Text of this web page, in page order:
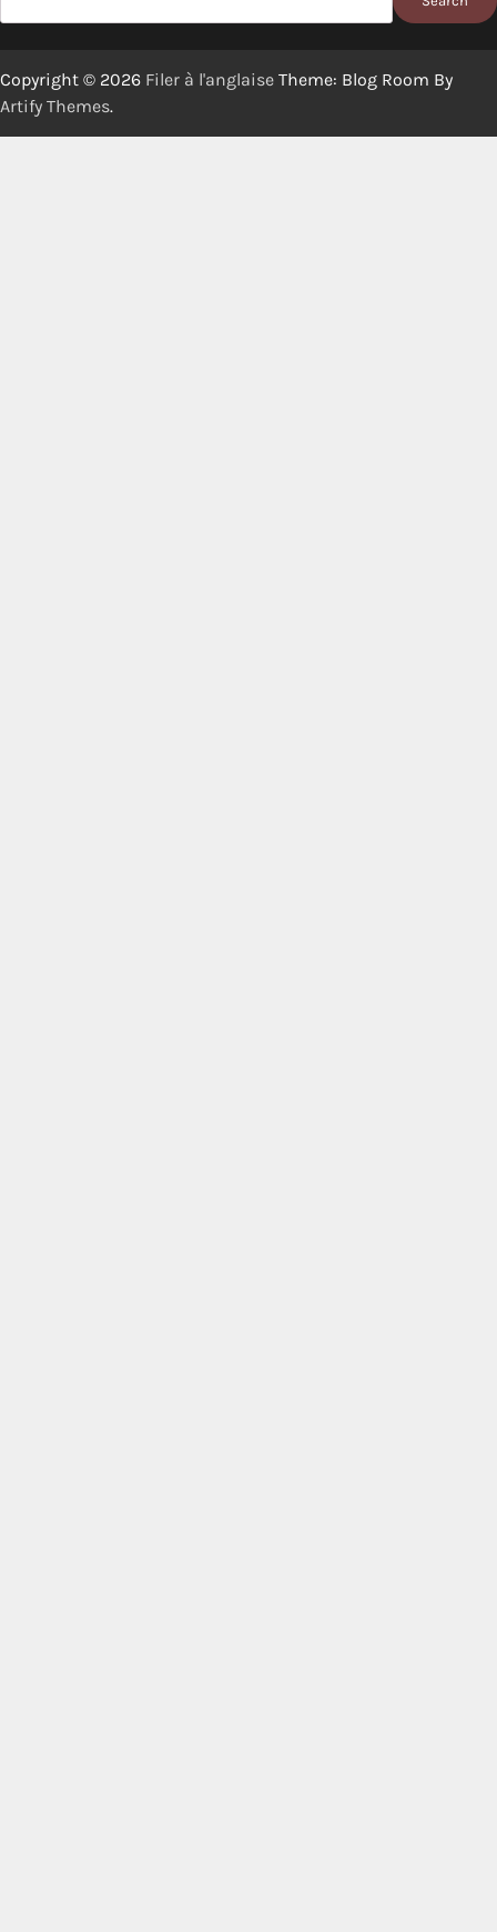
Copyright © 2026 Filer à l'anglaise Theme: Blog Room By
Artify Themes.